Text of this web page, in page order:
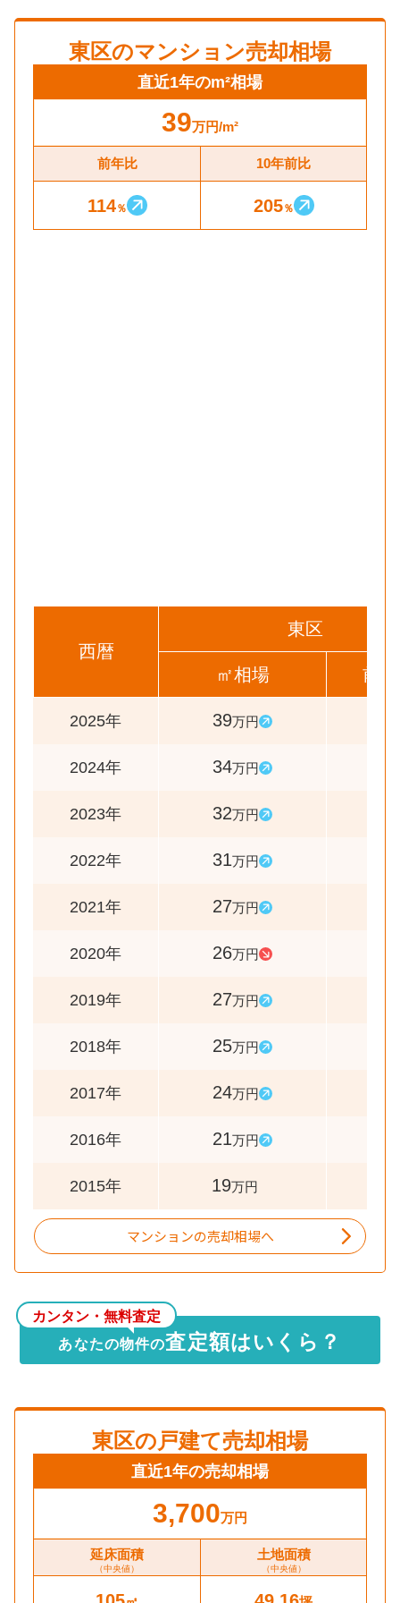
東区のマンション売却相場
直近1年のm²相場
39万円/m²
前年比 10年前比
114％ 205％
西暦
東区
㎡相場 前
2025年 39万円
2024年 34万円
2023年 32万円
2022年 31万円
2021年 27万円
2020年 26万円
2019年 27万円
2018年 25万円
2017年 24万円
2016年 21万円
2015年 19万円
マンションの売却相場へ
カンタン・無料査定
あなたの物件の査定額はいくら？
東区の戸建て売却相場
直近1年の売却相場
3,700万円
延床面積
（中央値）
土地面積
（中央値）